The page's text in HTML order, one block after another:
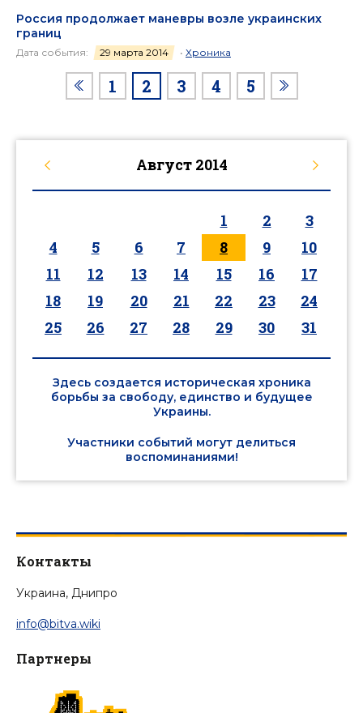
Россия продолжает маневры возле украинских
границ
Дата события: 29 марта 2014 • Хроника
1 2 3 4 5
Август 2014
1 2
3
4
5 6 7 8 9
10
11
12 13 14 15 16
17
18
19 20 21 22 23
24
25
26 27 28 29 30 31
Здесь создается историческая хроника
борьбы за свободу, единство и будущее
Украины.
Участники событий могут делиться
воспоминаниями!
Контакты
Украина, Днипро
info@bitva.wiki
Партнеры